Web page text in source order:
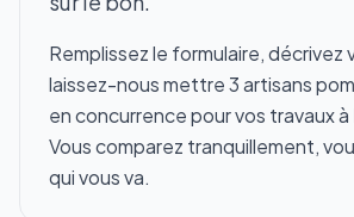
Remplissez le formulaire,
laissez-nous mettre 3 artisans
en concurrence pour vos travaux
Vous comparez tranquillement,
qui vous va.